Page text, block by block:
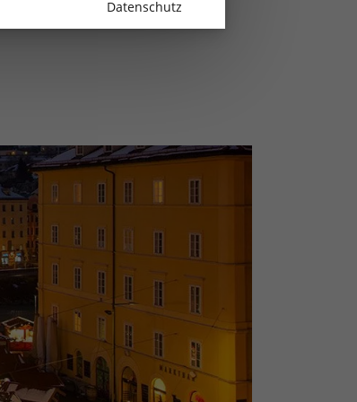
Datenschutz